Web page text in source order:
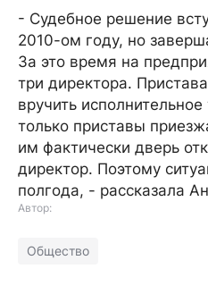
- Судебное решение
2010-ом году, но
За это время на
три директора.
вручить
только приставы
им фактически дверь
директор. Поэтому
полгода, - рассказала
Автор:
Общество